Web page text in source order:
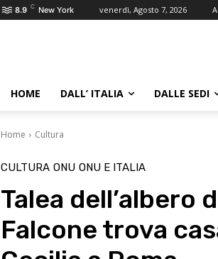
8.9 C New York venerdì, Agosto 7, 2026
HOME DALL’ ITALIA DALLE SEDI
Home Cultura
CULTURA ONU ONU E ITALIA
Talea dell’albero
Falcone trova